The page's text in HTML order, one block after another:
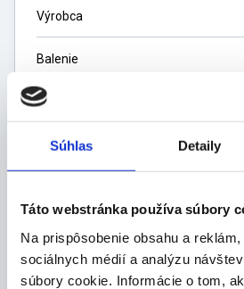
Súhlas Detaily
Táto webstránka používa súbory
Na prispôsobenie obsahu a
sociálnych médií a analýzu
súbory cookie. Informácie o tom,
Výrobca
Balenie
Dostupnosť
4,55€bez DPH